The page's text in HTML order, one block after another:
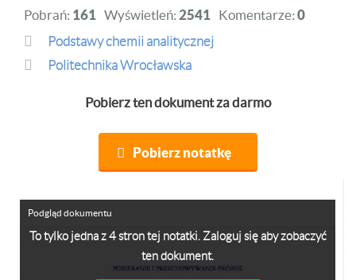
Pobrań: 161 Wyświetleń: 2541 Komentarze: 0
podstawy chemii analitycznej
Politechnika Wrocławska
Pobierz ten dokument za darmo
Pobierz notatkę
To tylko jedna z 4 stron tej notatki. Zaloguj się aby zobaczyć
ten dokument.
Podgląd dokumentu